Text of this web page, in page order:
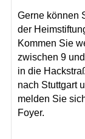
Gerne können
der
Kommen Sie
zwischen 9
in die
nach Stuttgart
melden Sie
Foyer.